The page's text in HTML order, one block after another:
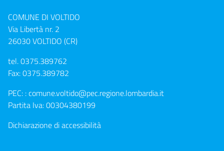
COMUNE DI VOLTIDO
Via Libertà nr. 2
26030 VOLTIDO (CR)
tel.0375.389762
Fax: 0375.389782
PEC: :comune.voltido@pec.regione.lombardia.it
Partita Iva: 00304380199
Dichiarazione di accessibilità